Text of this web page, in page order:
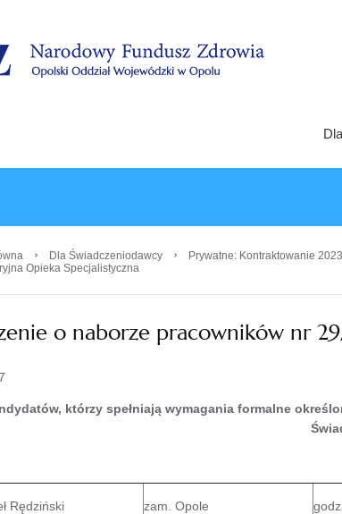
› Dla Świadczeniodawcy › Prywatne: Kontraktowanie 2023
Opieka Specjalistyczna
o naborze pracowników nr
którzy spełniają wymagania formalne
Rędziński zam. Opole